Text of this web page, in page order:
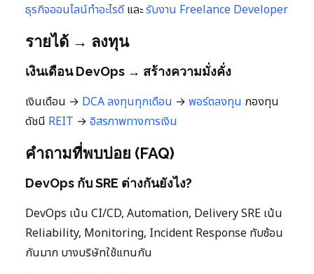
ธุรกิจออนไลน์ทำอะไรดีและรับงาน Freelance Developer
รายได้ → ลงทุน
เงินเดือน DevOps → สร้างความมั่งคั่ง
เงินเดือน → DCA ลงทุนทุกเดือน → พอร์ตลงทุน กองทุน
ดัชนี REIT → อิสรภาพทางการเงิน
คำถามที่พบบ่อย (FAQ)
DevOps กับ SRE ต่างกันยังไง?
DevOps เน้น CI/CD, Automation, Delivery SRE เน้น
Reliability, Monitoring, Incident Response ทับซ้อน
กันมาก บางบริษัทใช้แทนกัน